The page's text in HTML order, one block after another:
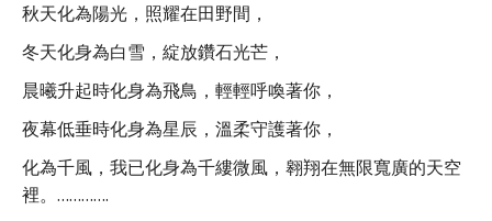
秋天化為陽光，照耀在田野間，
冬天化身為白雪，綻放鑽石光芒，
晨曦升起時化身為飛鳥，輕輕呼喚著你，
夜幕低垂時化身為星辰，溫柔守護著你，
化為千風，我已化身為千縷微風，翱翔在無限寬廣的天空
裡。………….